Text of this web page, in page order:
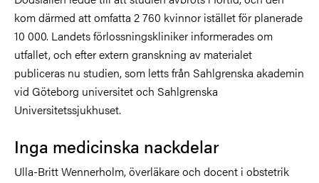
kom därmed att omfatta 2 760 kvinnor istället för planerade
10 000. Landets förlossningskliniker informerades om
utfallet, och efter extern granskning av materialet
publiceras nu studien, som letts från Sahlgrenska akademin
vid Göteborg universitet och Sahlgrenska
Universitetssjukhuset.
Inga medicinska nackdelar
Ulla-Britt Wennerholm, överläkare och docent i obstetrik